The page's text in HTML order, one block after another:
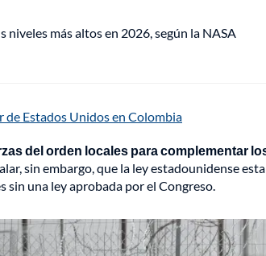
más altos en 2026, según la NASA
Estados Unidos en Colombia
del orden locales para complementar
sin embargo, que la ley estadounidense
sin una ley aprobada por el Congreso.